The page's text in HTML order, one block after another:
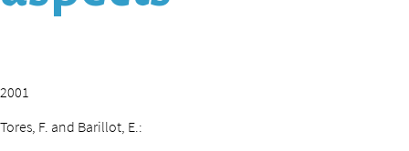
2001
Tores, F. and Barillot, E.: